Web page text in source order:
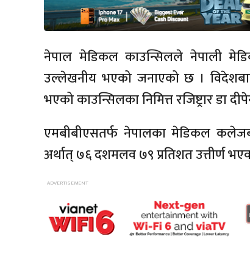
नेपाल मेडिकल काउन्सिलले नेपाली
उल्लेखनीय भएको जनाएको छ । विदेशबाट
भएको काउन्सिलका निमित्त रजिष्ट्रार डा
एमबीबीएसतर्फ नेपालका मेडिकल
अर्थात् ७६ दशमलव ७९ प्रतिशत उत्तीर्ण